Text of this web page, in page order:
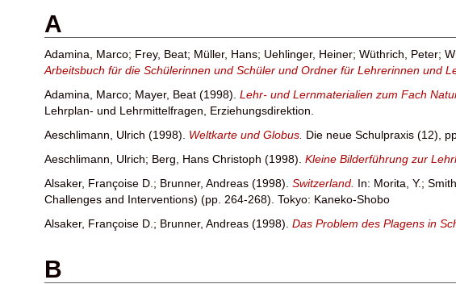
A
Adamina, Marco; Frey, Beat; Müller, Hans; Uehlinger, Heiner; Wüthrich, Peter;
Arbeitsbuch für die Schülerinnen und Schüler und Ordner für Lehrerinnen und
Adamina, Marco; Mayer, Beat (1998). Lehr- und Lernmaterialien zum Fach
Lehrplan- und Lehrmittelfragen, Erziehungsdirektion.
Aeschlimann, Ulrich (1998). Weltkarte und Globus. Die neue Schulpraxis (12),
Aeschlimann, Ulrich; Berg, Hans Christoph (1998). Kleine Bilderführung zur
Alsaker, Françoise D.; Brunner, Andreas (1998). Switzerland. In: Morita, Y.;
Challenges and Interventions) (pp. 264-268). Tokyo: Kaneko-Shobo
Alsaker, Françoise D.; Brunner, Andreas (1998). Das Problem des Plagens in
B